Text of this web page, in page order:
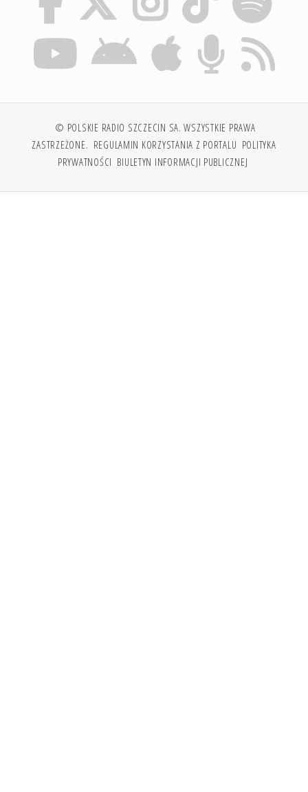
© POLSKIE RADIO SZCZECIN SA. WSZYSTKIE PRAWA
ZASTRZEŻONE. REGULAMIN KORZYSTANIA Z PORTALU POLITYKA
PRYWATNOŚCI BIULETYN INFORMACJI PUBLICZNEJ